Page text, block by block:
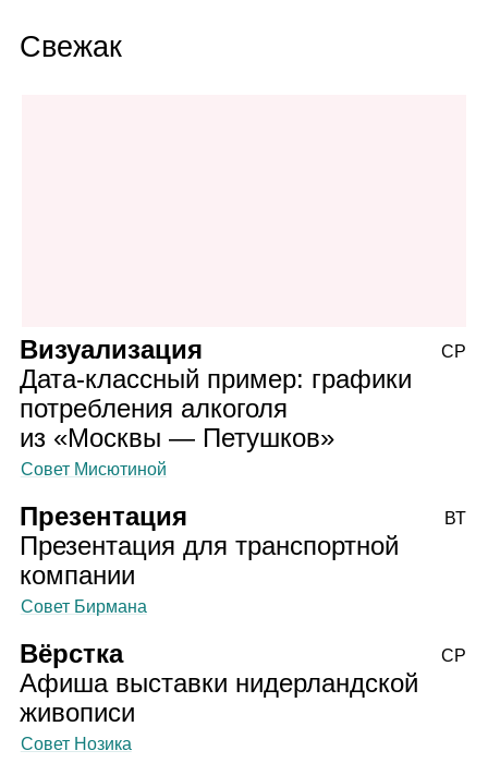
Свежак
Визуализация
Дата‑классный пример: графики
потребления алкоголя
из «Москвы — Петушков»
Совет Мисютиной
СР
Презентация
Презентация для транспортной
компании
Совет Бирмана
ВТ
Вёрстка
Афиша выставки нидерландской
живописи
Совет Нозика
СР